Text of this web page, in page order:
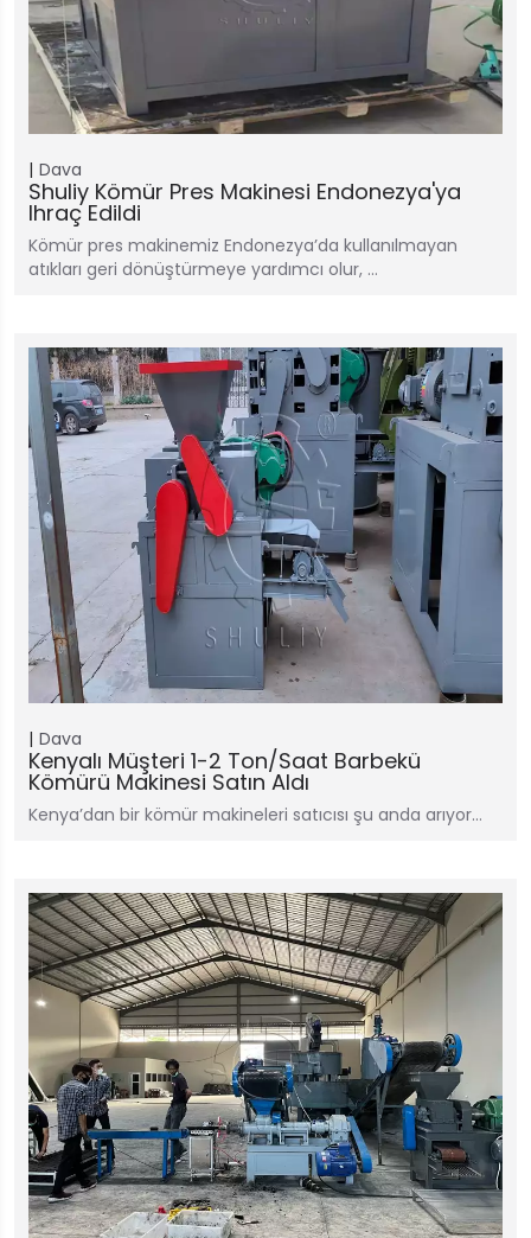
Dava
Shuliy Kömür Pres Makinesi Endonezya'ya
Ihraç Edildi
Kömür pres makinemiz Endonezya’da kullanılmayan
atıkları geri dönüştürmeye yardımcı olur, …
Dava
Kenyalı Müşteri 1-2 Ton/saat Barbekü
Kömürü Makinesi Satın Aldı
Kenya’dan bir kömür makineleri satıcısı şu anda arıyor…